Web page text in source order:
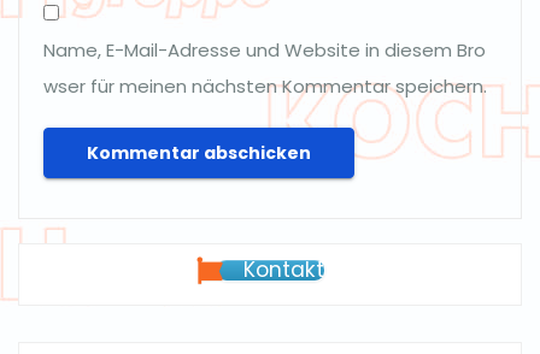
Name, E-Mail-Adresse und Website in diesem Bro
wser für meinen nächsten Kommentar speichern.
Kontakt